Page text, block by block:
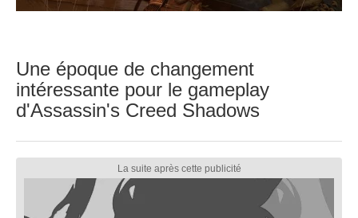
Une époque de changement
intéressante pour le gameplay
d'Assassin's Creed Shadows